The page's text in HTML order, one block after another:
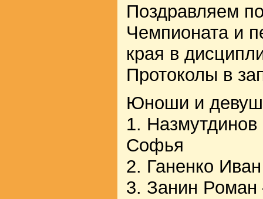
Поздравляем
Чемпионата и
края в
Протоколы в
Юноши и
1.
Софья
2. Ганенко
3. Занин